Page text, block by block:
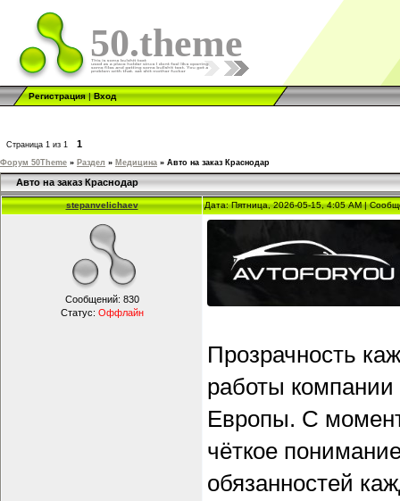
50.theme
Регистрация|Вход
Страница 1 из 1 1
Форум 50Theme » Раздел » Медицина » Авто на заказ Краснодар
Авто на заказ Краснодар
stepanvelichaev Дата: Пятница, 2026-05-15, 4:05 AM |
Сообщений: 830
Статус: Оффлайн
Прозрачность
работы компании
Европы. С
чёткое
обязанностей